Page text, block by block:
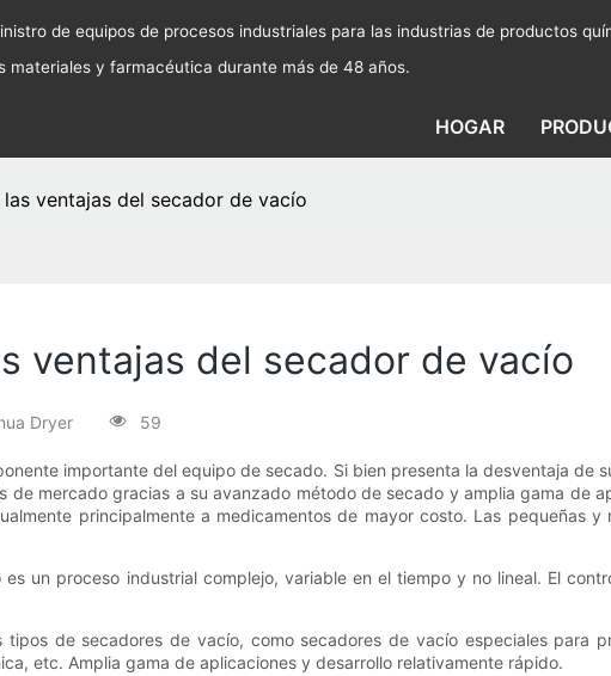
de equipos de procesos industriales para las industrias de productos
materiales y farmacéutica durante más de 48 años.
HOGAR
ventajas del secador de vacío
ventajas del secador de vacío
Dryer 59
importante del equipo de secado. Si bien presenta la desventaja
de mercado gracias a su avanzado método de secado y amplia gama de
principalmente a medicamentos de mayor costo. Las pequeñas
un proceso industrial complejo, variable en el tiempo y no lineal. El
tipos de secadores de vacío, como secadores de vacío especiales
etc. Amplia gama de aplicaciones y desarrollo relativamente rápido.